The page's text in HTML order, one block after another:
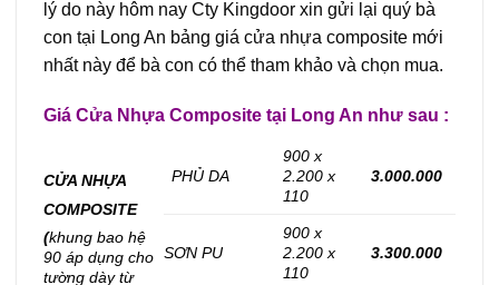
lý do này hôm nay Cty Kingdoor xin gửi lại quý bà
con tại Long An bảng giá cửa nhựa composite mới
nhất này để bà con có thể tham khảo và chọn mua.
Giá Cửa Nhựa Composite tại Long An như sau :
CỬA NHỰA
COMPOSITE
(khung bao hệ
90 áp dụng cho
tường dày từ
PHỦ DA
900 x
2.200 x
110
3.000.000
SƠN PU
900 x
2.200 x
110
3.300.000